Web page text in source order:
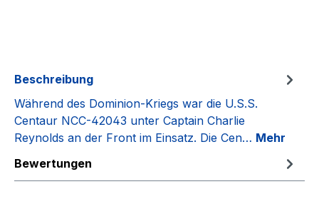
Beschreibung
Während des Dominion-Kriegs war die U.S.S.
Centaur NCC-42043 unter Captain Charlie
Reynolds an der Front im Einsatz. Die Cen… Mehr
Bewertungen